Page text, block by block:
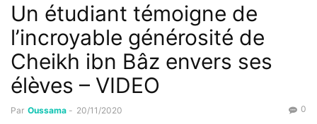
Un étudiant témoigne de
l’incroyable générosité de
Cheikh ibn Bâz envers ses
élèves – VIDEO
Par Oussama - 20/11/2020 0